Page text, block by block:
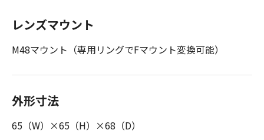
レンズマウント
M48マウント（専用リングでFマウント変換可能）
外形寸法
65（W）×65（H）×68（D）